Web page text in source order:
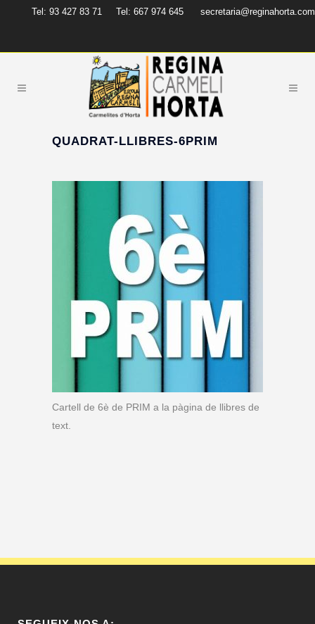
Tel: 93 427 83 71 Tel: 667 974 645 secretaria@reginahorta.com
QUADRAT-LLIBRES-6PRIM
Cartell de 6è de PRIM a la pàgina de llibres de
text.